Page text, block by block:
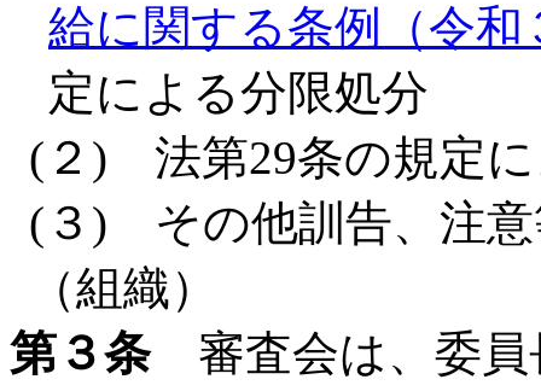
給に関する条例（令
定による分限処分
(２) 法第29条の規定
(３) その他訓告、注意
（組織）
第３条審査会は、委員